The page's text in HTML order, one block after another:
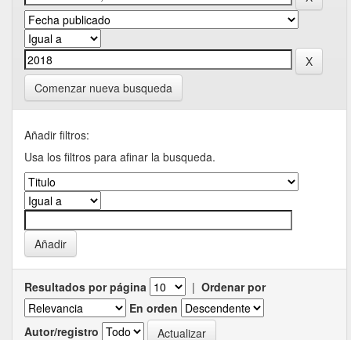
Comenzar nueva busqueda
Añadir filtros:
Usa los filtros para afinar la busqueda.
Resultados por página | Ordenar por
En orden
Autor/registro